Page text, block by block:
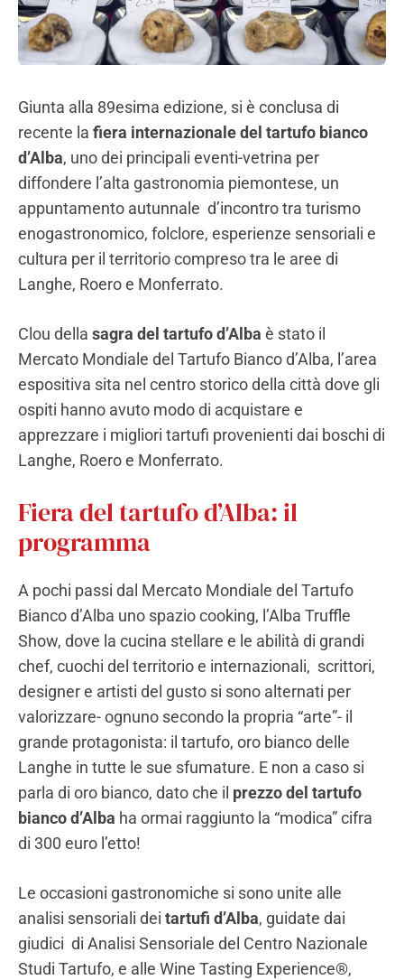
Giunta alla 89esima edizione, si è conclusa di
recente la fiera internazionale del tartufo bianco
d’Alba, uno dei principali eventi-vetrina per
diffondere l’alta gastronomia piemontese, un
appuntamento autunnale d’incontro tra turismo
enogastronomico, folclore, esperienze sensoriali e
cultura per il territorio compreso tra le aree di
Langhe, Roero e Monferrato.
Clou della sagra del tartufo d’Alba è stato il
Mercato Mondiale del Tartufo Bianco d’Alba, l’area
espositiva sita nel centro storico della città dove gli
ospiti hanno avuto modo di acquistare e
apprezzare i migliori tartufi provenienti dai boschi di
Langhe, Roero e Monferrato.
Fiera del tartufo d’Alba: il
programma
A pochi passi dal Mercato Mondiale del Tartufo
Bianco d’Alba uno spazio cooking, l’Alba Truffle
Show, dove la cucina stellare e le abilità di grandi
chef, cuochi del territorio e internazionali, scrittori,
designer e artisti del gusto si sono alternati per
valorizzare- ognuno secondo la propria “arte”- il
grande protagonista: il tartufo, oro bianco delle
Langhe in tutte le sue sfumature. E non a caso si
parla di oro bianco, dato che il prezzo del tartufo
bianco d’Alba ha ormai raggiunto la “modica” cifra
di 300 euro l’etto!
Le occasioni gastronomiche si sono unite alle
analisi sensoriali dei tartufi d’Alba, guidate dai
giudici di Analisi Sensoriale del Centro Nazionale
Studi Tartufo, e alle Wine Tasting Experience®,